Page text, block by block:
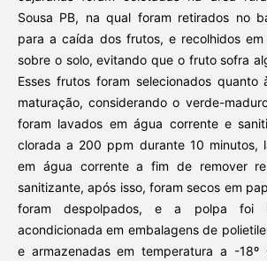
Sousa PB, na qual foram retirados no
para a caída dos frutos, e recolhidos
sobre o solo, evitando que o fruto sofra
Esses frutos foram selecionados
maturação, considerando o verde-
foram lavados em água corrente e
clorada a 200 ppm durante 10 minutos,
em água corrente a fim de remover
sanitizante, após isso, foram secos em
foram despolpados, e a polpa foi
acondicionada em embalagens de
e armazenadas em temperatura a -18º